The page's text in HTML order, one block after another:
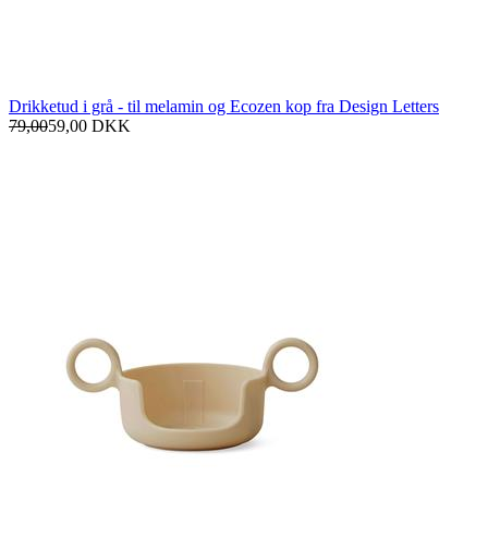
Drikketud i grå - til melamin og Ecozen kop fra Design Letters
79,0059,00 DKK